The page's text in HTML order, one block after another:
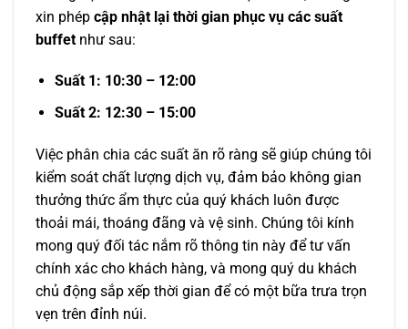
xin phép cập nhật lại thời gian phục vụ các suất
buffet như sau:
Suất 1: 10:30 – 12:00
Suất 2: 12:30 – 15:00
Việc phân chia các suất ăn rõ ràng sẽ giúp chúng tôi
kiểm soát chất lượng dịch vụ, đảm bảo không gian
thưởng thức ẩm thực của quý khách luôn được
thoải mái, thoáng đãng và vệ sinh. Chúng tôi kính
mong quý đối tác nắm rõ thông tin này để tư vấn
chính xác cho khách hàng, và mong quý du khách
chủ động sắp xếp thời gian để có một bữa trưa trọn
vẹn trên đỉnh núi.